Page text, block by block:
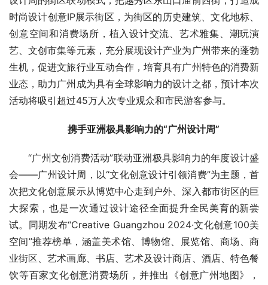
时尚设计创意IP展示街区，为街区的历史建筑、文化地标、
创意空间和消费场所，植入设计交流、艺术雅集、潮玩演
艺、文创市集等元素，充分展现设计产业为广州带来的蓬勃
生机，促进文旅行业互动合作，培育具有广州特色的消费新
业态，助力广州成为具有全球影响力的设计之都，预计本次
活动将吸引超过45万人次专业观众和市民游客参与。
携手亚洲极具影响力的“广州设计周”
“广州文创消费活动”联动亚洲极具影响力的年度设计盛
会——广州设计周，以“文化创意设计引领消费”为主题，首
次把文化创意展示从博览中心走到户外、深入都市街区的巨
大探索，也是一次通过设计途径全面提升全民美育的新尝
试。同期发布“Creative Guangzhou 2024·文化创意100美
空间”推荐榜单，涵盖美术馆、博物馆、展览馆、商场、商
业街区、艺术画廊、书店、艺术及设计商店、酒店、特色餐
饮等百家文化创意消费场所，并推出《创意广州地图》，